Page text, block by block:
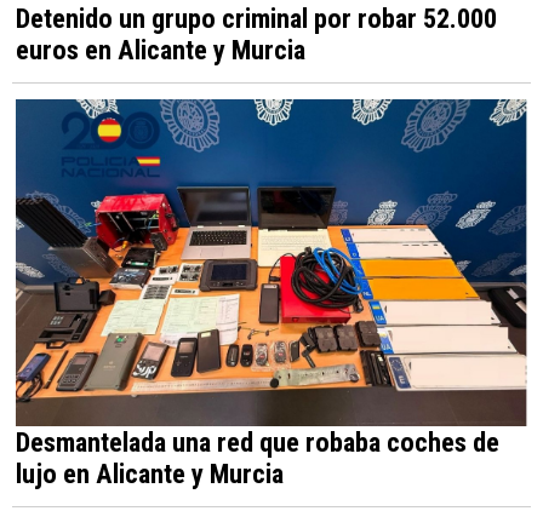
Detenido un grupo criminal por robar 52.000
euros en Alicante y Murcia
Desmantelada una red que robaba coches de
lujo en Alicante y Murcia